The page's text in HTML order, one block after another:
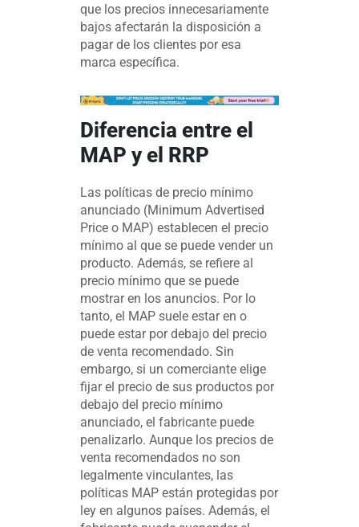
que los precios innecesariamente
bajos afectarán la disposición a
pagar de los clientes por esa
marca específica.
Diferencia entre el
MAP y el RRP
Las políticas de precio mínimo
anunciado (Minimum Advertised
Price o MAP) establecen el precio
mínimo al que se puede vender un
producto. Además, se refiere al
precio mínimo que se puede
mostrar en los anuncios. Por lo
tanto, el MAP suele estar en o
puede estar por debajo del precio
de venta recomendado. Sin
embargo, si un comerciante elige
fijar el precio de sus productos por
debajo del precio mínimo
anunciado, el fabricante puede
penalizarlo. Aunque los precios de
venta recomendados no son
legalmente vinculantes, las
políticas MAP están protegidas por
ley en algunos países. Además, el